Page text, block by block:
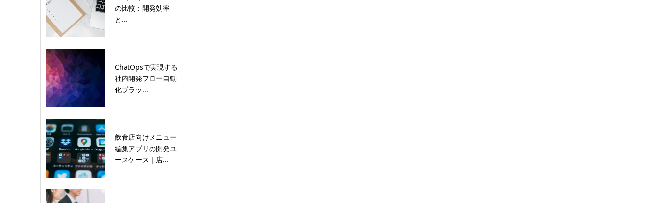
の比較：開発効率
と...
ChatOpsで実現する
社内開発フロー自動
化プラッ...
飲食店向けメニュー
編集アプリの開発ユ
ースケース｜店...